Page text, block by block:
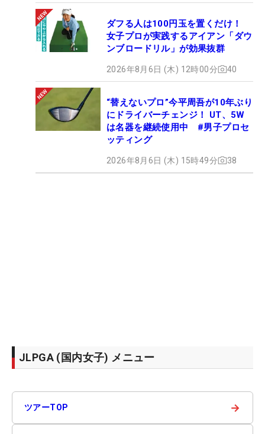
ダフる人は100円玉を置くだけ！
女子プロが実践するアイアン「ダウ
ンブロードリル」が効果抜群
2026年8月6日 (木) 12時00分 40
“替えないプロ”今平周吾が10年ぶり
にドライバーチェンジ！ UT、5W
は名器を継続使用中 #男子プロセ
ッティング
2026年8月6日 (木) 15時49分 38
JLPGA (国内女子) メニュー
ツアーTOP →